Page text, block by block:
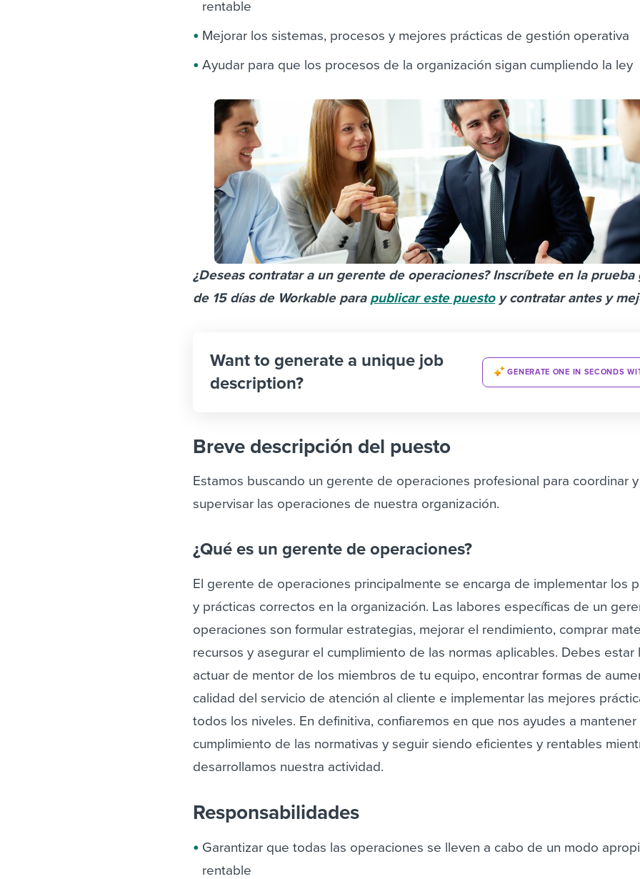
rentable
Mejorar los sistemas, procesos y mejores prácticas de gestión operativa
Ayudar para que los procesos de la organización sigan cumpliendo la ley
¿Deseas contratar a un gerente de operaciones? Inscríbete en la prueba
de 15 días de Workable para publicar este puestoy contratar antes y
Want to generate a unique job
description?
GENERATE ONE IN SECONDS
Breve descripción del puesto
Estamos buscando un gerente de operaciones profesional para coordinar y
supervisar las operaciones de nuestra organización.
¿Qué es un gerente de operaciones?
El gerente de operaciones principalmente se encarga de implementar los
y prácticas correctos en la organización. Las labores específicas de un
operaciones son formular estrategias, mejorar el rendimiento, comprar
recursos y asegurar el cumplimiento de las normas aplicables. Debes estar
actuar de mentor de los miembros de tu equipo, encontrar formas de
calidad del servicio de atención al cliente e implementar las mejores
todos los niveles. En definitiva, confiaremos en que nos ayudes a mantener
cumplimiento de las normativas y seguir siendo eficientes y rentables
desarrollamos nuestra actividad.
Responsabilidades
Garantizar que todas las operaciones se lleven a cabo de un modo
rentable